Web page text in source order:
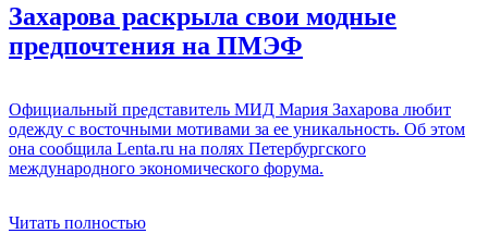
Захарова раскрыла свои модные
предпочтения на ПМЭФ
Официальный представитель МИД Мария Захарова любит
одежду с восточными мотивами за ее уникальность. Об этом
она сообщила Lenta.ru на полях Петербургского
международного экономического форума.
Читать полностью